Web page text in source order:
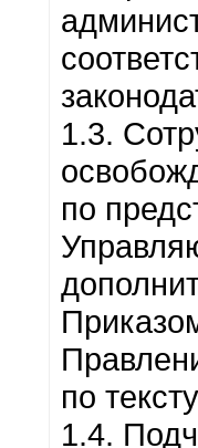
1.3.
по
по
1.4.